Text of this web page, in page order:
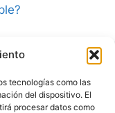
tecnologías como las
del dispositivo. El
procesar datos como